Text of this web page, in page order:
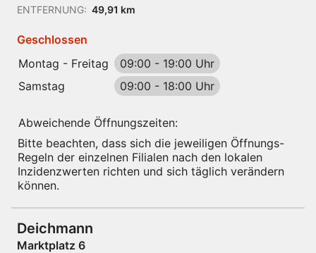
ENTFERNUNG: 49,91 km
Geschlossen
Montag - Freitag
09:00 - 19:00 Uhr
Samstag
09:00 - 18:00 Uhr
Abweichende Öffnungszeiten:
Bitte beachten, dass sich die jeweiligen Öffnungs-
Regeln der einzelnen Filialen nach den lokalen
Inzidenzwerten richten und sich täglich verändern
können.
Deichmann
Marktplatz 6